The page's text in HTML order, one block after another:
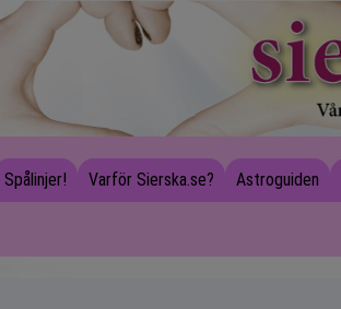
Spålinjer! Varför Sierska.se? Astroguiden